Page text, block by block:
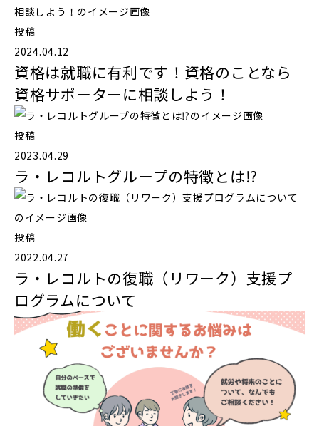
投稿
2024.04.12
資格は就職に有利です！資格のことなら
資格サポーターに相談しよう！
投稿
2023.04.29
ラ・レコルトグループの特徴とは⁉️
投稿
2022.04.27
ラ・レコルトの復職（リワーク）支援プ
ログラムについて